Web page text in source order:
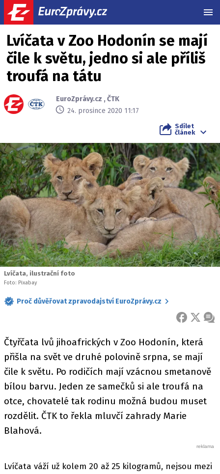
Lvíčata v Zoo Hodonín se mají
čile k světu, jedno si ale příliš
troufá na tátu
EuroZprávy.cz ,ČTK
24. prosince 2020 11:17
Sdílet
článek
Lvíčata, ilustrační foto
Foto: Pixabay
Proč důvěřovat zpravodajství EuroZprávy.cz
FACEBOOK
X
Čtyřčata lvů jihoafrických v Zoo Hodonín, která
přišla na svět ve druhé polovině srpna, se mají
čile k světu. Po rodičích mají vzácnou smetanově
bílou barvu. Jeden ze samečků si ale troufá na
otce, chovatelé tak rodinu možná budou muset
rozdělit. ČTK to řekla mluvčí zahrady Marie
Blahová.
Lvíčata váží už kolem 20 až 25 kilogramů, nejsou mezi